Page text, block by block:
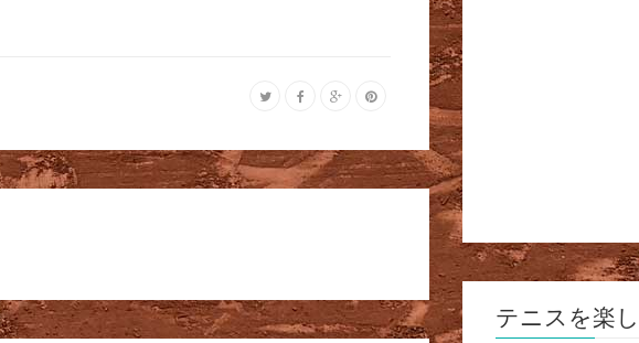
テニスを楽